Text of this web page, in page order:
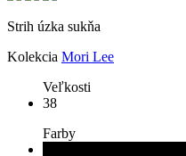
Strih úzka sukňa
Kolekcia Mori Lee
Veľkosti
38
Farby